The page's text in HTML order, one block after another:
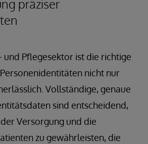
präziser
und Pflegesektor ist die richtige
nicht nur
Vollständige, genaue
sind entscheidend,
Versorgung und die
zu gewährleisten, die